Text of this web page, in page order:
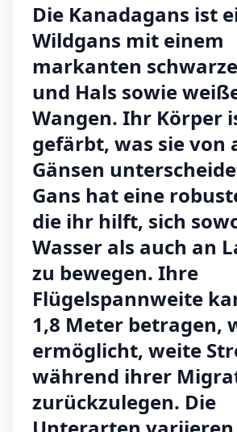
Die Kanadagans ist
Wildgans mit einem
markanten
und Hals sowie
Wangen. Ihr Körper
gefärbt, was sie von
Gänsen
Gans hat eine
die ihr hilft, sich
Wasser als auch an
zu bewegen. Ihre
Flügelspannweite
1,8 Meter betragen,
ermöglicht, weite
während ihrer
zurückzulegen. Die